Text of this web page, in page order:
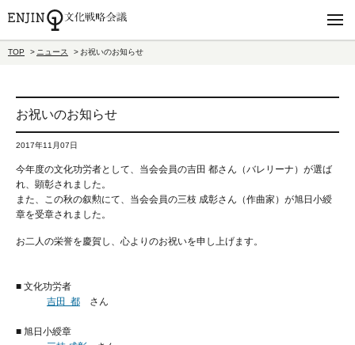
TOP ニュース お祝いのお知らせ
お祝いのお知らせ
2017年11月07日
今年度の文化功労者として、当会会員の吉田 都さん（バレリーナ）が選ば
れ、顕彰されました。
また、この秋の叙勲にて、当会会員の三枝 成彰さん（作曲家）が旭日小綬
章を受章されました。
お二人の栄誉を慶賀し、心よりのお祝いを申し上げます。
■ 文化功労者
吉田 都 さん
■ 旭日小綬章